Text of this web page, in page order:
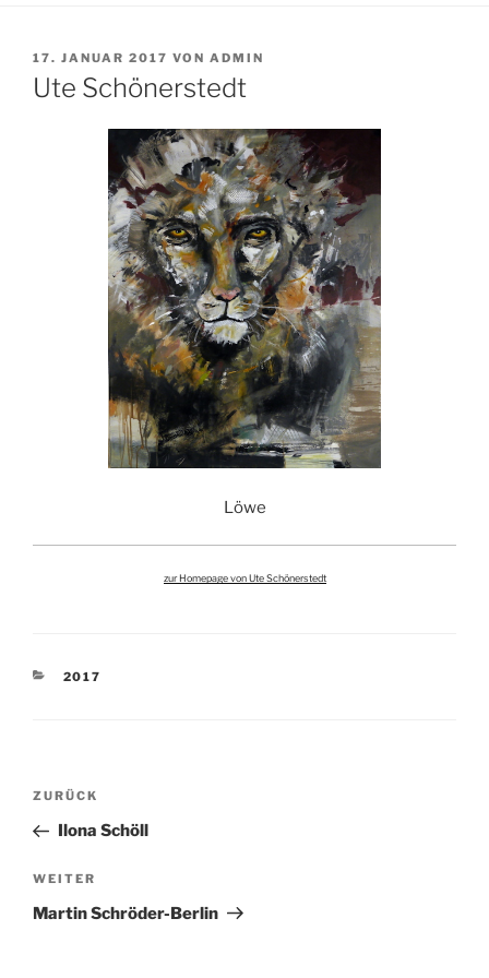
VERÖFFENTLICHT
AM
17. JANUAR 2017 VON ADMIN
Ute Schönerstedt
Löwe
zur Homepage von Ute Schönerstedt
KATEGORIEN
2017
Beitragsnavigation
Vorheriger
Beitrag
ZURÜCK
Ilona Schöll
Nächster
Beitrag
WEITER
Martin Schröder-Berlin